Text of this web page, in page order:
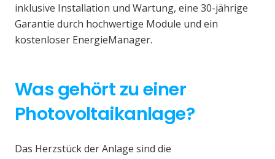
inklusive Installation und Wartung, eine 30-jährige
Garantie durch hochwertige Module und ein
kostenloser EnergieManager.
Was gehört zu einer
Photovoltaikanlage?
Das Herzstück der Anlage sind die